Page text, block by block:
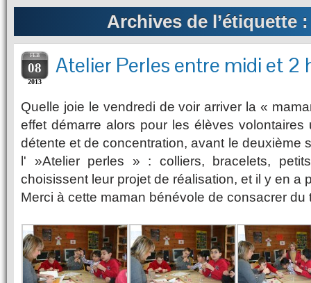
Archives de l’étiquette
FEB
08
2013
Atelier Perles entre midi et 2
Quelle joie le vendredi de voir arriver la «
effet démarre alors pour les élèves
détente et de concentration, avant le deuxième
l' »Atelier perles » : colliers, bracelets,
choisissent leur projet de réalisation, et il y en
Merci à cette maman bénévole de consacrer du